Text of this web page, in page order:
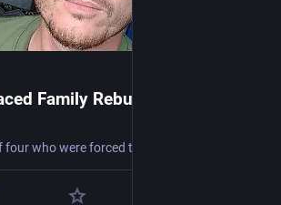
Family Rebuild Hope After